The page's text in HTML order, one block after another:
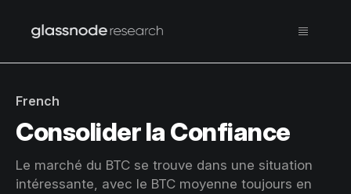
French
Consolider la Confiance
Le marché du BTC se trouve dans une situation
intéressante, avec le BTC moyenne toujours en